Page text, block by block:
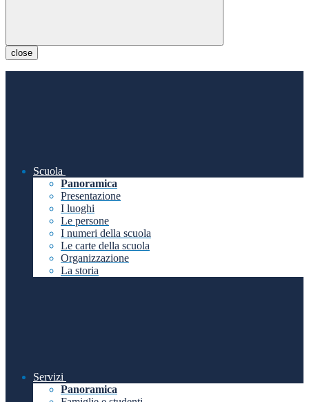
close
Scuola
Panoramica
Presentazione
I luoghi
Le persone
I numeri della scuola
Le carte della scuola
Organizzazione
La storia
Servizi
Panoramica